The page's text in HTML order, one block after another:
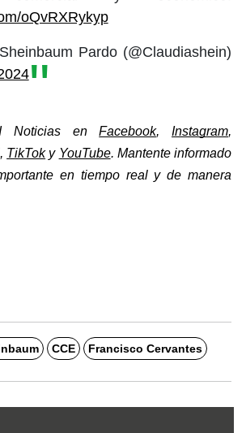
oQvRXRykyp
Pardo (@Claudiashein)
Noticias en Facebook, Instagram,
, TikTok y YouTube. Mantente informado
en tiempo real y de manera
CCE Francisco Cervantes